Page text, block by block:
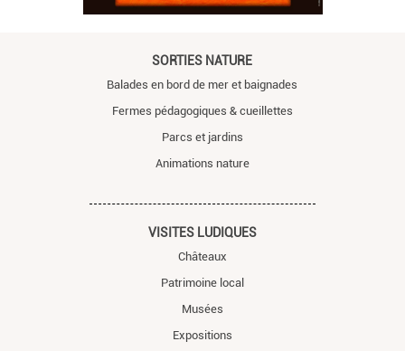
SORTIES NATURE
Balades en bord de mer et baignades
Fermes pédagogiques & cueillettes
Parcs et jardins
Animations nature
VISITES LUDIQUES
Châteaux
Patrimoine local
Musées
Expositions